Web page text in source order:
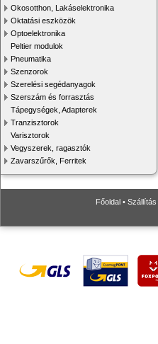
Okosotthon, Lakáselektronika
Oktatási eszközök
Optoelektronika
Peltier modulok
Pneumatika
Szenzorok
Szerelési segédanyagok
Szerszám és forrasztás
Tápegységek, Adapterek
Tranzisztorok
Varisztorok
Vegyszerek, ragasztók
Zavarszűrők, Ferritek
Főoldal • Szállítás